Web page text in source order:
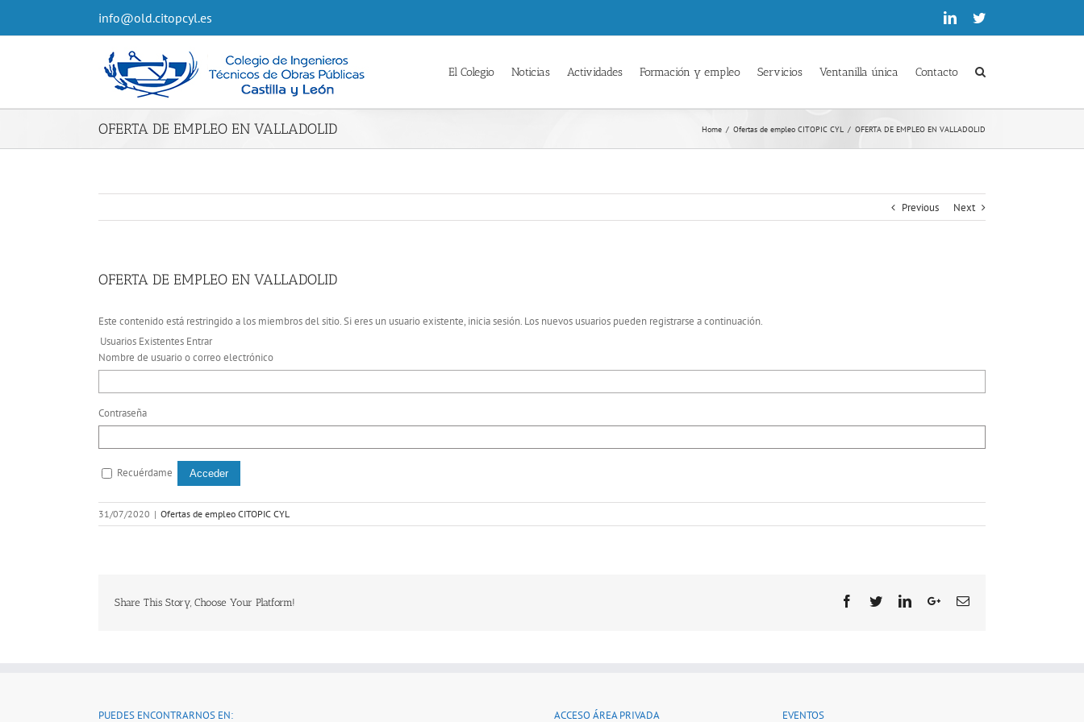
info@old.citopcyl.es LinkedinTwitter
El Colegio Noticias Actividades Formación y empleo Servicios Ventanilla única Contacto
OFERTA DE EMPLEO EN VALLADOLID Home / Ofertas de empleo CITOPIC CYL / OFERTA DE EMPLEO EN VALLADOLID
Previous Next
OFERTA DE EMPLEO EN VALLADOLID
Este contenido está restringido a los miembros del sitio. Si eres un usuario existente, inicia sesión. Los nuevos usuarios pueden registrarse a continuación.
Usuarios Existentes Entrar
Nombre de usuario o correo electrónico
Contraseña
Recuérdame
31/07/2020 | Ofertas de empleo CITOPIC CYL
Share This Story, Choose Your Platform! Facebook
TwitterLinkedinGoogle+Email
PUEDES ENCONTRARNOS EN: ACCESO ÁREA PRIVADA EVENTOS